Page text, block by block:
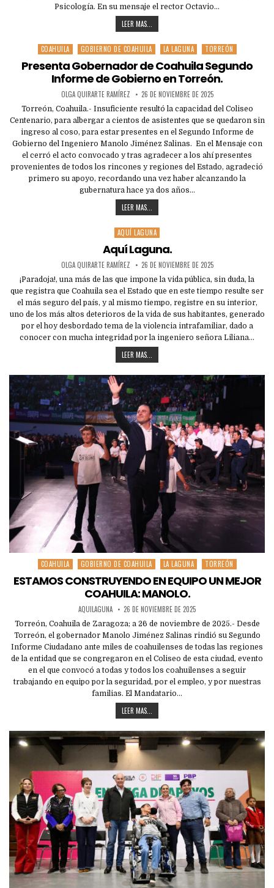
Psicología. En su mensaje el rector Octavio…
LEER MAS...
Posted
COAHUILA GOBIERNO DE COAHUILA LA LAGUNA TORREÓN
Presenta Gobernador de Coahuila Segundo
Informe de Gobierno en Torreón.
OLGA QUIRARTE RAMÍREZ 26 DE NOVIEMBRE DE 2025
Torreón, Coahuila.- Insuficiente resultó la capacidad del Coliseo
Centenario, para albergar a cientos de asistentes que se quedaron sin
ingreso al coso, para estar presentes en el Segundo Informe de
Gobierno del Ingeniero Manolo Jiménez Salinas. En el Mensaje con
el cerró el acto convocado y tras agradecer a los ahí presentes
provenientes de todos los rincones y regiones del Estado, agradeció
primero su apoyo, recordando una vez haber alcanzando la
gubernatura hace ya dos años…
LEER MAS...
Posted
AQUÍ LAGUNA
Aquí Laguna.
OLGA QUIRARTE RAMÍREZ 26 DE NOVIEMBRE DE 2025
¡Paradoja!, una más de las que impone la vida pública, sin duda, la
que registra que Coahuila sea el Estado que en este tiempo resulte ser
el más seguro del país, y al mismo tiempo, registre en su interior,
uno de los más altos deterioros de la vida de sus habitantes, generado
por el hoy desbordado tema de la violencia intrafamiliar, dado a
conocer con mucha integridad por la ingeniero señora Liliana…
LEER MAS...
Posted
COAHUILA GOBIERNO DE COAHUILA LA LAGUNA TORREÓN
ESTAMOS CONSTRUYENDO EN EQUIPO UN MEJOR
COAHUILA: MANOLO.
AQUILAGUNA 26 DE NOVIEMBRE DE 2025
Torreón, Coahuila de Zaragoza; a 26 de noviembre de 2025.- Desde
Torreón, el gobernador Manolo Jiménez Salinas rindió su Segundo
Informe Ciudadano ante miles de coahuilenses de todas las regiones
de la entidad que se congregaron en el Coliseo de esta ciudad, evento
en el que convocó a todas y todos los coahuilenses a seguir
trabajando en equipo por la seguridad, por el empleo, y por nuestras
familias. El Mandatario…
LEER MAS...